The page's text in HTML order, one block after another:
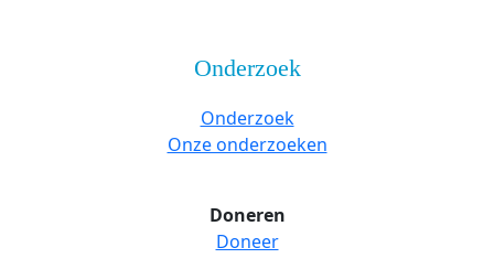
Onderzoek
Onderzoek
Onze onderzoeken
Doneren
Doneer